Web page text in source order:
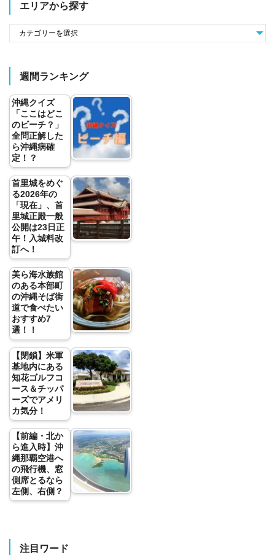
エリアから探す
週間ランキング
沖縄クイズ
「ここはどこ
のビーチ？」
全問正解した
ら沖縄病確
定！？
首里城をめぐ
る2026年の
「現在」、首
里城正殿一般
公開は23日正
午！入城料改
訂へ！
美ら海水族館
のある本部町
の沖縄そば街
道で食べたい
おすすめ7
選！！
【閉鎖】米軍
基地内にある
知花ゴルフコ
ース＆チッパ
ーズでアメリ
カ気分！
【前編・北か
ら進入時】沖
縄那覇空港へ
の飛行機、窓
側席とるなら
左側、右側？
注目ワード